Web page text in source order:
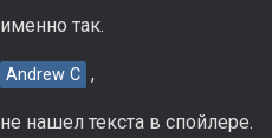
именно так.
Andrew C ,
не нашел текста в спойлере.